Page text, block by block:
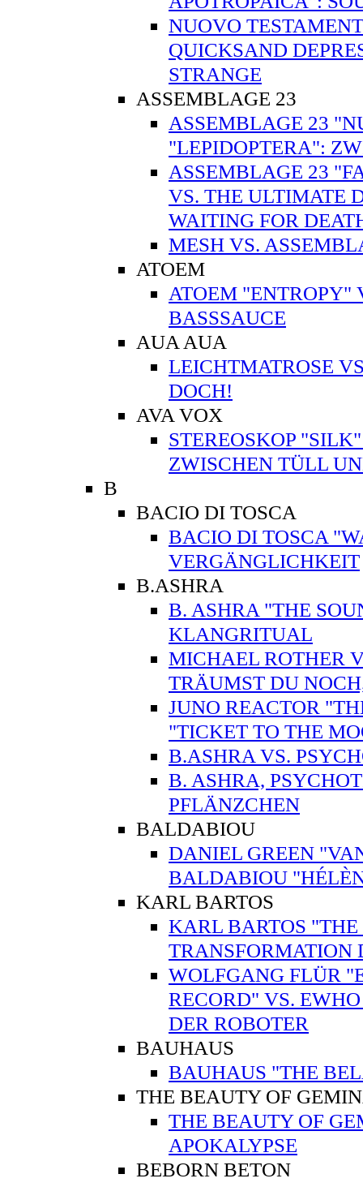
NUOVO
QUICKSAND
STRANGE
ASSEMBLAGE 23
ASSEMBLAGE 23
"LEPIDOPTERA":
ASSEMBLAGE 23
VS. THE ULTIMATE
WAITING FOR
MESH VS.
ATOEM
ATOEM "ENTROPY"
BASSSAUCE
AUA AUA
LEICHTMATROSE
DOCH!
AVA VOX
STEREOSKOP
ZWISCHEN TÜLL
B
BACIO DI TOSCA
BACIO DI TOSCA
VERGÄNGLICHKEIT
B.ASHRA
B. ASHRA "THE
KLANGRITUAL
MICHAEL ROTHER
TRÄUMST DU
JUNO REACTOR
"TICKET TO THE
B.ASHRA VS.
B. ASHRA,
PFLÄNZCHEN
BALDABIOU
DANIEL GREEN
BALDABIOU
KARL BARTOS
KARL BARTOS
TRANSFORMATION
WOLFGANG FLÜR
RECORD" VS.
DER ROBOTER
BAUHAUS
BAUHAUS "THE
THE BEAUTY OF
THE BEAUTY OF
APOKALYPSE
BEBORN BETON